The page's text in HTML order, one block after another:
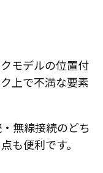
モデルの位置付
上で不満な要素
無線接続のどち
点も便利です。